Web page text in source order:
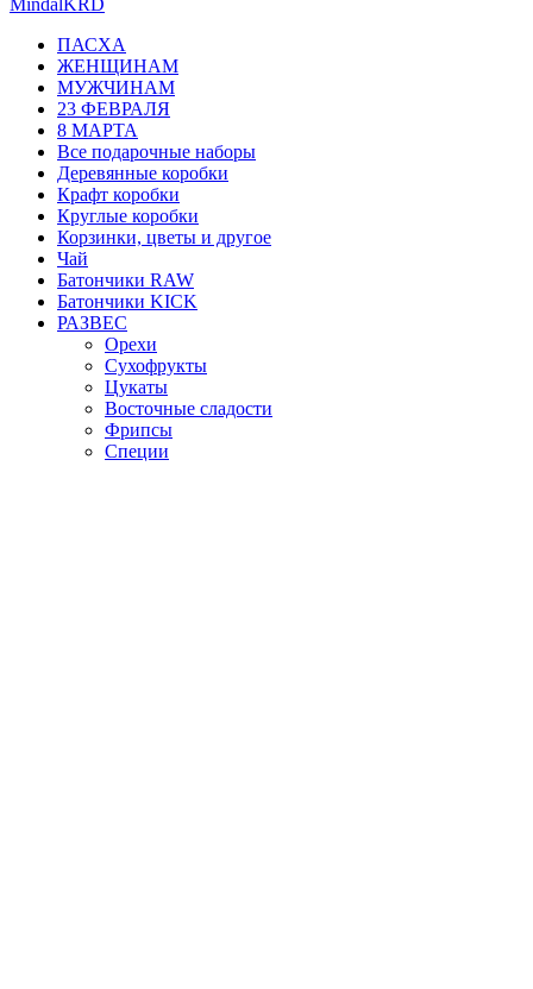
MindalKRD
ПАСХА
ЖЕНЩИНАМ
МУЖЧИНАМ
23 ФЕВРАЛЯ
8 МАРТА
Все подарочные наборы
Деревянные коробки
Крафт коробки
Круглые коробки
Корзинки, цветы и другое
Чай
Батончики RAW
Батончики KICK
РАЗВЕС
Орехи
Сухофрукты
Цукаты
Восточные сладости
Фрипсы
Специи